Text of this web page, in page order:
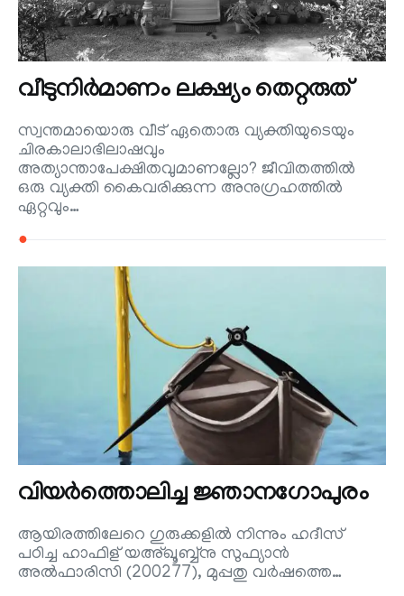
വീടുനിര്‍മാണം ലക്ഷ്യം തെറ്റരുത്
സ്വന്തമായൊരു വീട് ഏതൊരു വ്യക്തിയുടെയും
ചിരകാലാഭിലാഷവും
അത്യാന്താപേക്ഷിതവുമാണല്ലോ? ജീവിതത്തില്‍
ഒരു വ്യക്തി കൈവരിക്കുന്ന അനുഗ്രഹത്തില്‍
ഏറ്റവും…
●
വിയര്‍ത്തൊലിച്ച ജ്ഞാനഗോപുരം
ആയിരത്തിലേറെ ഗുരുക്കളില്‍ നിന്നും ഹദീസ്
പഠിച്ച ഹാഫിള് യഅ്ഖൂബ്ബ്നു സുഫ്യാന്‍
അല്‍ഫാരിസി (200277), മുപ്പതു വര്‍ഷത്തെ…